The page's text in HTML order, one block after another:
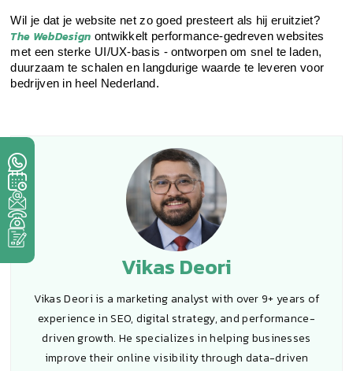
The WebDesign ontwikkelt performance-gedreven websites
met een sterke UI/UX-basis - ontworpen om snel te laden,
duurzaam te schalen en langdurige waarde te leveren voor
bedrijven in heel Nederland.
Vikas Deori
Vikas Deori is a marketing analyst with over 9+ years of
experience in SEO, digital strategy, and performance-
driven growth. He specializes in helping businesses
improve their online visibility through data-driven